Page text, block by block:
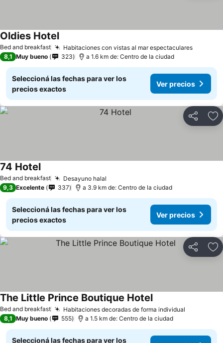
Bed and breakfast Habitaciones con vistas al mar espectaculares
Oldies Hotel
8,1 Muy bueno 323 a 1.6 km de: Centro de la ciudad
Seleccioná las fechas para ver los
precios exactos
Ver precios
Compartir
Bed and breakfast Desayuno halal
74 Hotel
9,3 Excelente 337 a 3.9 km de: Centro de la ciudad
Seleccioná las fechas para ver los
precios exactos
Ver precios
Compartir
Bed and breakfast Habitaciones decoradas de forma individual
The Little Prince Boutique Hotel
8,1 Muy bueno 555 a 1.5 km de: Centro de la ciudad
Seleccioná las fechas para ver los